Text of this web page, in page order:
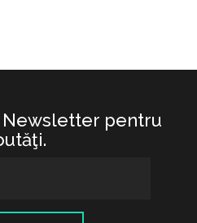
pentru